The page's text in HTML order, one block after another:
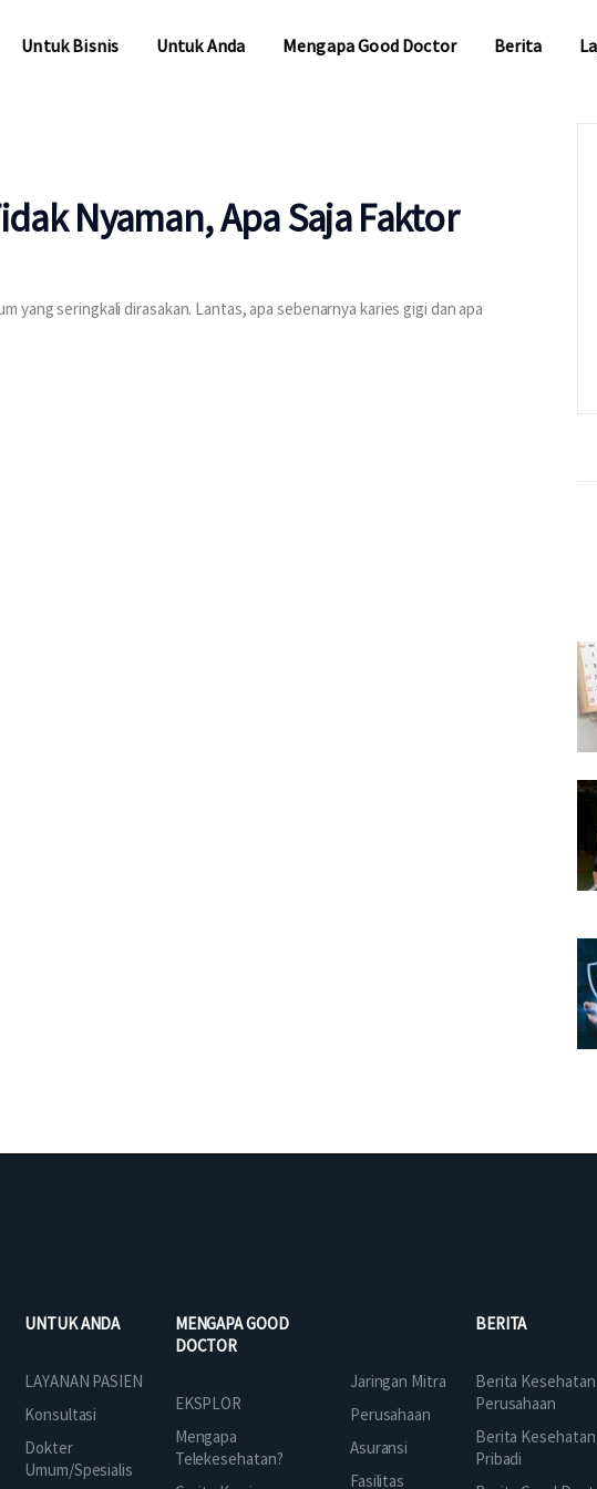
Untuk Bisnis Untuk Anda Mengapa Good Doctor Berita
Nyaman, Apa Saja Faktor
yang seringkali dirasakan. Lantas, apa sebenarnya karies gigi dan apa
UNTUK ANDA
LAYANAN PASIEN
Konsultasi
Dokter
Umum/Spesialis
MENGAPA GOOD
DOCTOR
EKSPLOR
Mengapa
Telekesehatan?
Jaringan Mitra
Perusahaan
Asuransi
Fasilitas
BERITA
Berita Kesehatan
Perusahaan
Berita Kesehatan
Pribadi